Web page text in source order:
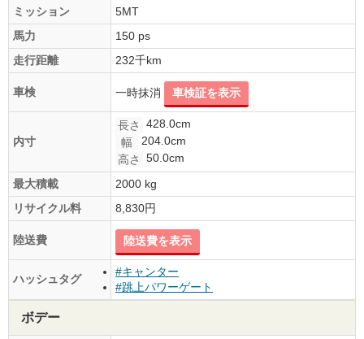
ミッション
5MT
馬力
150 ps
走行距離
232千km
車検 一時抹消 車検証を表示
内寸
長さ
428.0cm
幅
204.0cm
高さ
50.0cm
最大積載
2000 kg
リサイクル料
8,830円
陸送費 陸送費を表示
ハッシュタグ
#キャンター
#跳上パワーゲート
ボデー